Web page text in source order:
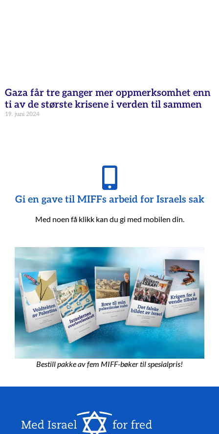
Gaza får tre ganger mer oppmerksomhet enn
ti av de største krisene i verden til sammen
19. juni 2024
Gi en gave til MIFFs arbeid for Israels sak
Med noen få klikk kan du gi med mobilen din.
Bestill pakke av fem MIFF-bøker til spesialpris!